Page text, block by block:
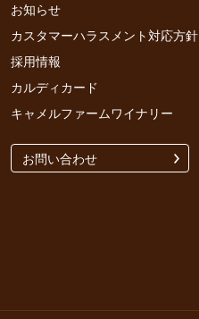
お知らせ
カスタマーハラスメント対応方針
採用情報
カルディカード
キャメルファームワイナリー
お問い合わせ